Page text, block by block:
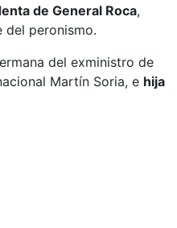
de General Roca,
del peronismo.
del exministro de
Martín Soria, e hija